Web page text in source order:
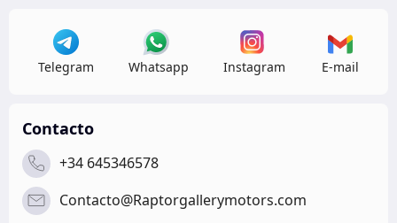
Telegram Whatsapp Instagram E-mail
Contacto
+34 645346578
Contacto@Raptorgallerymotors.com